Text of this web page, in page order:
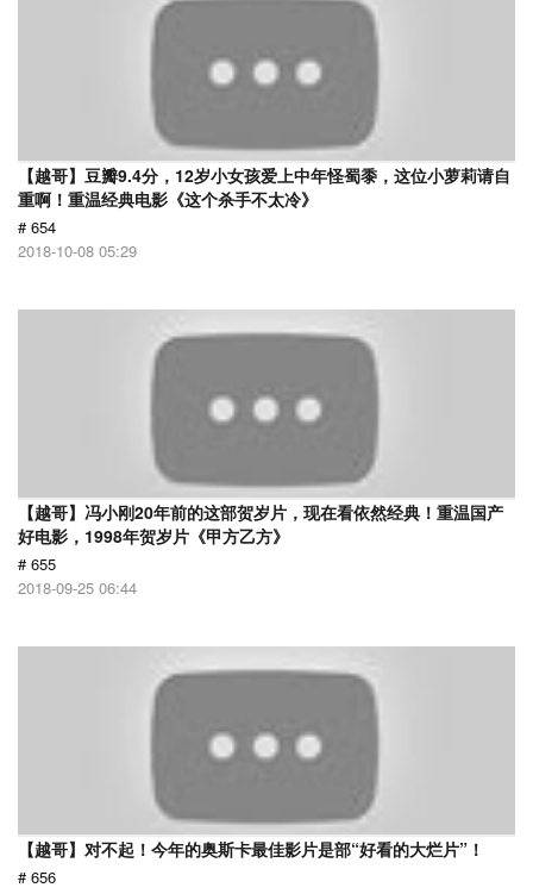
【越哥】豆瓣9.4分，12岁小女孩爱上中年怪蜀黍，这位小萝莉请自
重啊！重温经典电影《这个杀手不太冷》
# 654
2018-10-08 05:29
【越哥】冯小刚20年前的这部贺岁片，现在看依然经典！重温国产
好电影，1998年贺岁片《甲方乙方》
# 655
2018-09-25 06:44
【越哥】对不起！今年的奥斯卡最佳影片是部“好看的大烂片”！
# 656